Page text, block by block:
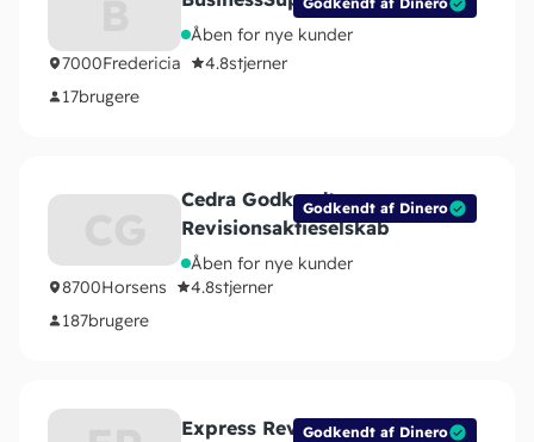
Åben for nye kunder
7000Fredericia 4.8stjerner
17brugere
Godkendt af Dinero
Cedra Godkendt
Revisionsaktieselskab
Åben for nye kunder
8700Horsens 4.8stjerner
187brugere
Godkendt af Dinero
Express Revisor